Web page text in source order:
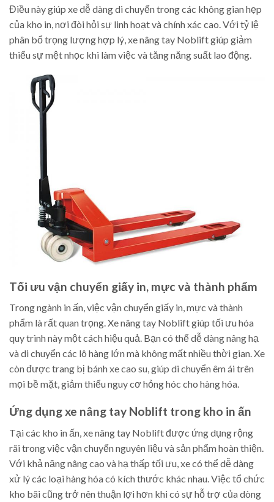
Điều này giúp xe dễ dàng di chuyển trong các không gian hẹp
của kho in, nơi đòi hỏi sự linh hoạt và chính xác cao. Với tỷ lệ
phân bổ trọng lượng hợp lý, xe nâng tay Noblift giúp giảm
thiểu sự mệt nhọc khi làm việc và tăng năng suất lao động.
Tối ưu vận chuyển giấy in, mực và thành phẩm
Trong ngành in ấn, việc vận chuyển giấy in, mực và thành
phẩm là rất quan trọng. Xe nâng tay Noblift giúp tối ưu hóa
quy trình này một cách hiệu quả. Bạn có thể dễ dàng nâng hạ
và di chuyển các lô hàng lớn mà không mất nhiều thời gian. Xe
còn được trang bị bánh xe cao su, giúp di chuyển êm ái trên
mọi bề mặt, giảm thiểu nguy cơ hỏng hóc cho hàng hóa.
Ứng dụng xe nâng tay Noblift trong kho in ấn
Tại các kho in ấn, xe nâng tay Noblift được ứng dụng rộng
rãi trong việc vận chuyển nguyên liệu và sản phẩm hoàn thiện.
Với khả năng nâng cao và hạ thấp tối ưu, xe có thể dễ dàng
xử lý các loại hàng hóa có kích thước khác nhau. Việc tổ chức
kho bãi cũng trở nên thuận lợi hơn khi có sự hỗ trợ của dòng